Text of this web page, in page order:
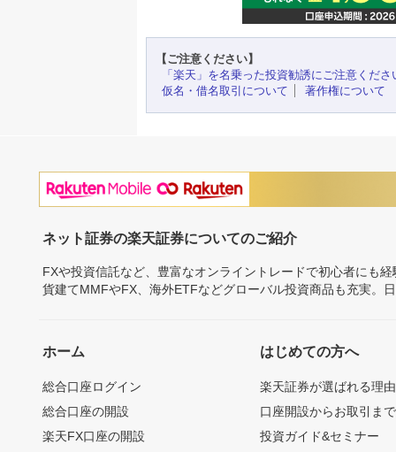
【ご注意ください】
「楽天」を名乗った投資勧誘にご注意くださ
仮名・借名取引について
著作権について
ネット証券の楽天証券についてのご紹介
FXや投資信託など、豊富なオンライントレードで初心者にも
貨建てMMFやFX、海外ETFなどグローバル投資商品も充実。
ホーム
総合口座ログイン
総合口座の開設
楽天FX口座の開設
はじめての方へ
楽天証券が選ばれる理由
口座開設からお取引ま
投資ガイド&セミナー